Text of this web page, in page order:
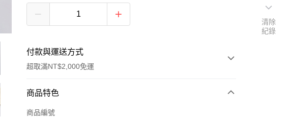
付款與運送方式
超取滿NT$2,000免運
付款方式
信用卡一次付款
商品特色
商品編號
清除
紀錄